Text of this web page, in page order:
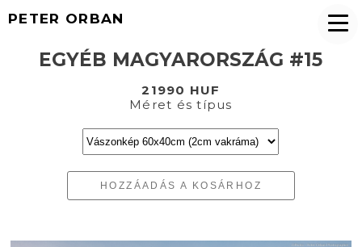
PETER ORBAN
EGYÉB MAGYARORSZÁG #15
21990 HUF
Méret és típus
HOZZÁADÁS A KOSÁRHOZ